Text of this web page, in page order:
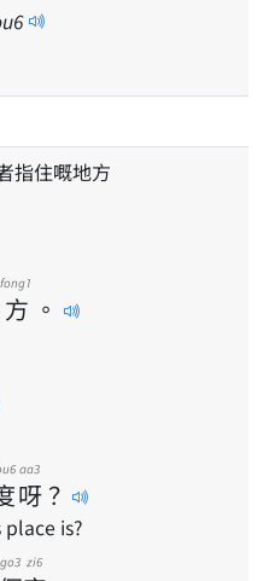
6
指住嘅地方
方
fong1
。
呀
aa3
？
is?
go3 zi6